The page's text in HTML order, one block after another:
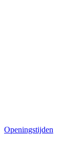
Openingstijden